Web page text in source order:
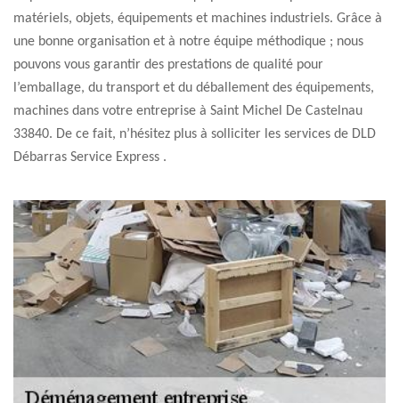
matériels, objets, équipements et machines industriels. Grâce à
une bonne organisation et à notre équipe méthodique ; nous
pouvons vous garantir des prestations de qualité pour
l’emballage, du transport et du déballement des équipements,
machines dans votre entreprise à Saint Michel De Castelnau
33840. De ce fait, n’hésitez plus à solliciter les services de DLD
Débarras Service Express .